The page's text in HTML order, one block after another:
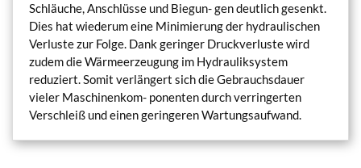
Schläuche, Anschlüsse und Biegun- gen deutlich gesenkt.
Dies hat wiederum eine Minimierung der hydraulischen
Verluste zur Folge. Dank geringer Druckverluste wird
zudem die Wärmeerzeugung im Hydrauliksystem
reduziert. Somit verlängert sich die Gebrauchsdauer
vieler Maschinenkom- ponenten durch verringerten
Verschleiß und einen geringeren Wartungsaufwand.